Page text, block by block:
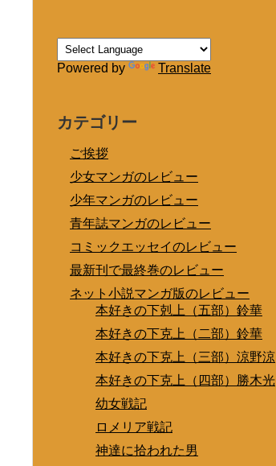
Powered by Translate
カテゴリー
ご挨拶
少女マンガのレビュー
少年マンガのレビュー
青年誌マンガのレビュー
コミックエッセイのレビュー
最新刊で最終巻のレビュー
ネット小説マンガ版のレビュー
本好きの下剋上（五部）鈴華
本好きの下克上（二部）鈴華
本好きの下克上（三部）涼野涼
本好きの下克上（四部）勝木光
幼女戦記
ロメリア戦記
神達に拾われた男